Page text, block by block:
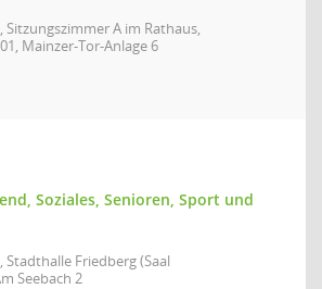
Sitzungszimmer A im Rathaus,
Mainzer-Tor-Anlage 6
Soziales, Senioren, Sport und
Stadthalle Friedberg (Saal
Seebach 2